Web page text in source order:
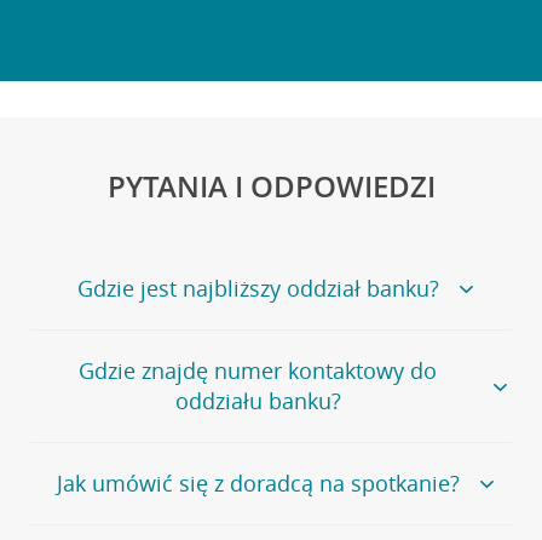
PYTANIA I ODPOWIEDZI
Gdzie jest najbliższy oddział banku?
Jeśli szukasz oddziału naszego banku, zapraszamy na
stronęPlacówki i bankomaty, na której znajduje się
wygodna wyszukiwarka.
oddziałów
Gdzie znajdę numer kontaktowy do
oddziału banku?
Bank Credit Agricole nie udostępnia ogólnego numeru
telefonu do placówki bankowej.
Jak umówić się z doradcą na spotkanie?